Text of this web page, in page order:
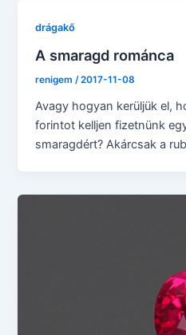
drágakő
A smaragd románca
renigem/2017-11-08
Avagy hogyan kerüljük el,
forintot kelljen fizetnünk
smaragdért? Akárcsak a